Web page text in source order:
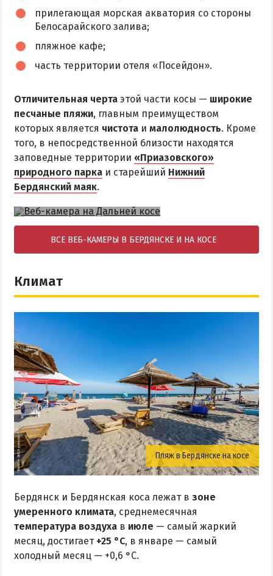
прилегающая морская акватория со стороны
Белосарайского залива;
пляжное кафе;
часть территории отеля «Посейдон».
Отличительная черта этой части косы — широкие
песчаные пляжи, главным преимуществом
которых является чистота и малолюдность. Кроме
того, в непосредственной близости находятся
заповедные территории «Приазовского»
природного парка и старейший Нижний
Бердянский маяк.
ВСЕ ВЕБ-КАМЕРЫ В БЕРДЯНСКЕ И НА КОСЕ
Климат
Пляж в Бердянске на косе
Бердянск и Бердянская коса лежат в зоне
умеренного климата, среднемесячная
температура воздуха в июле — самый жаркий
месяц, достигает +25 °C, в январе — самый
холодный месяц — +0,6 °C.